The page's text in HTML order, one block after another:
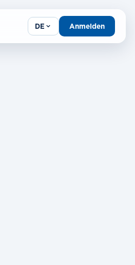
DE Anmelden